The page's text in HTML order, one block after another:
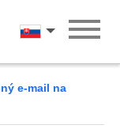
Slovenčina
e-mail na